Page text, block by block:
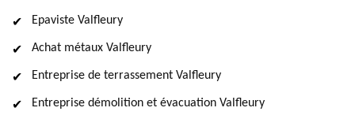
Epaviste Valfleury
Achat métaux Valfleury
Entreprise de terrassement Valfleury
Entreprise démolition et évacuation Valfleury